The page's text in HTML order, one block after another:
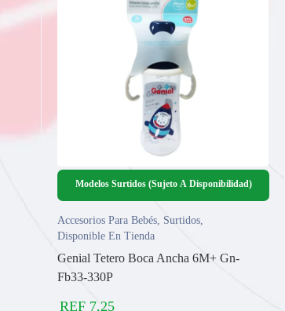
Modelos Surtidos (Sujeto A Disponibilidad)
Accesorios Para Bebés, Surtidos,
Disponible En Tienda
Genial Tetero Boca Ancha 6M+ Gn-
Fb33-330P
REF 7,25